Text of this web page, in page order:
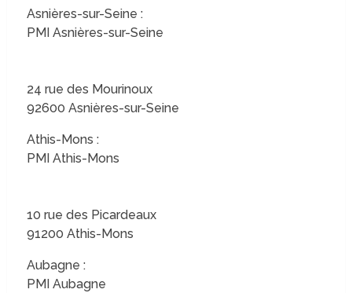
Asnières-sur-Seine :
PMI Asnières-sur-Seine
24 rue des Mourinoux
92600 Asnières-sur-Seine
Athis-Mons :
PMI Athis-Mons
10 rue des Picardeaux
91200 Athis-Mons
Aubagne :
PMI Aubagne